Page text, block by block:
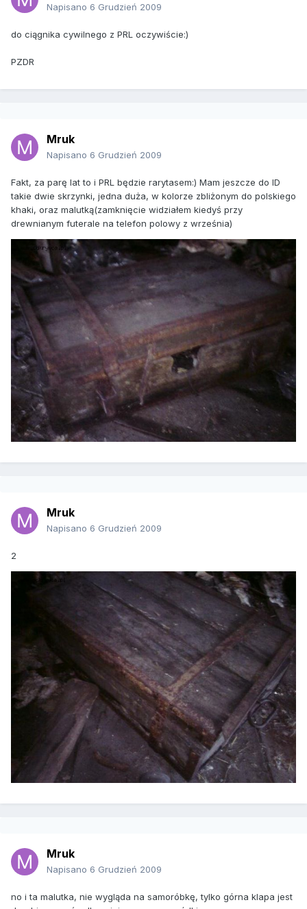
Napisano 6 Grudzień 2009
do ciągnika cywilnego z PRL oczywiście:)
PZDR
Mruk
Napisano 6 Grudzień 2009
Fakt, za parę lat to i PRL będzie rarytasem:) Mam jeszcze do ID
takie dwie skrzynki, jedna duża, w kolorze zbliżonym do polskiego
khaki, oraz malutką(zamknięcie widziałem kiedyś przy
drewnianym futerale na telefon polowy z września)
Mruk
Napisano 6 Grudzień 2009
2
Mruk
Napisano 6 Grudzień 2009
no i ta malutka, nie wygląda na samoróbkę, tylko górna klapa jest